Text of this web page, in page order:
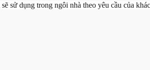
sử dụng trong ngôi nhà theo yêu cầu của